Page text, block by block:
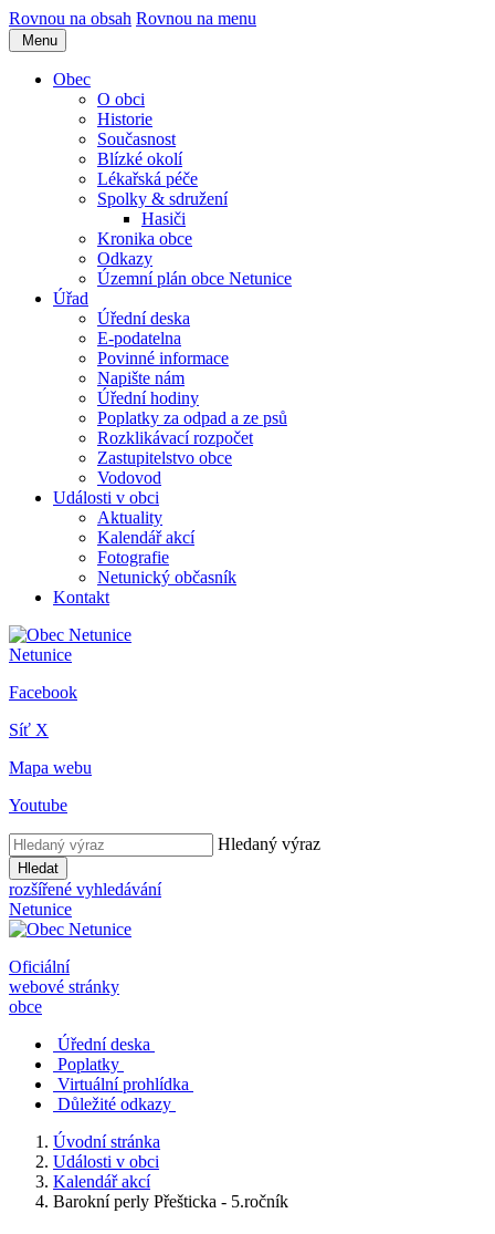
Rovnou na obsah Rovnou na menu
Menu
Obec
O obci
Historie
Současnost
Blízké okolí
Lékařská péče
Spolky & sdružení
Hasiči
Kronika obce
Odkazy
Územní plán obce Netunice
Úřad
Úřední deska
E-podatelna
Povinné informace
Napište nám
Úřední hodiny
Poplatky za odpad a ze psů
Rozklikávací rozpočet
Zastupitelstvo obce
Vodovod
Události v obci
Aktuality
Kalendář akcí
Fotografie
Netunický občasník
Kontakt
Netunice
Facebook
Síť X
Mapa webu
Youtube
Hledaný výraz
Hledat
rozšířené vyhledávání
Netunice
Oficiální
webové stránky
obce
Úřední deska
Poplatky
Virtuální prohlídka
Důležité odkazy
Úvodní stránka
Události v obci
Kalendář akcí
Barokní perly Přešticka - 5.ročník